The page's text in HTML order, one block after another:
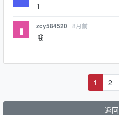
1
zcy584520 8月前
哦
1 2
返回